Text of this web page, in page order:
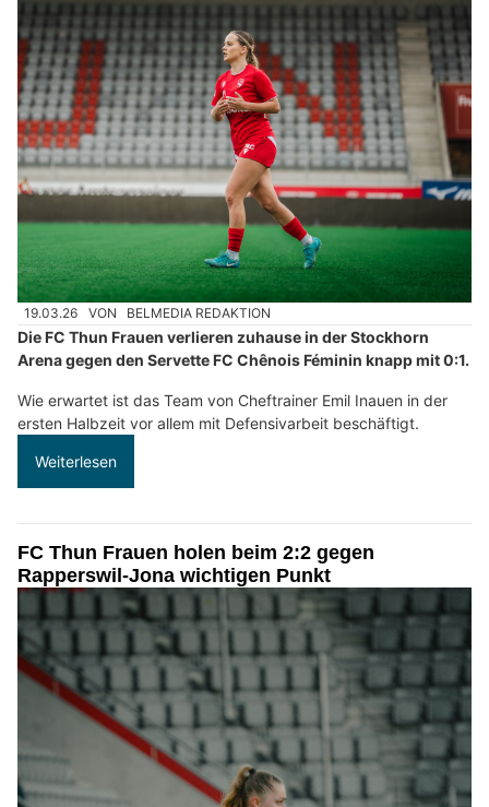
19.03.26 VON BELMEDIA REDAKTION
Die FC Thun Frauen verlieren zuhause in der Stockhorn
Arena gegen den Servette FC Chênois Féminin knapp mit 0:1.
Wie erwartet ist das Team von Cheftrainer Emil Inauen in der
ersten Halbzeit vor allem mit Defensivarbeit beschäftigt.
Weiterlesen
FC Thun Frauen holen beim 2:2 gegen
Rapperswil-Jona wichtigen Punkt